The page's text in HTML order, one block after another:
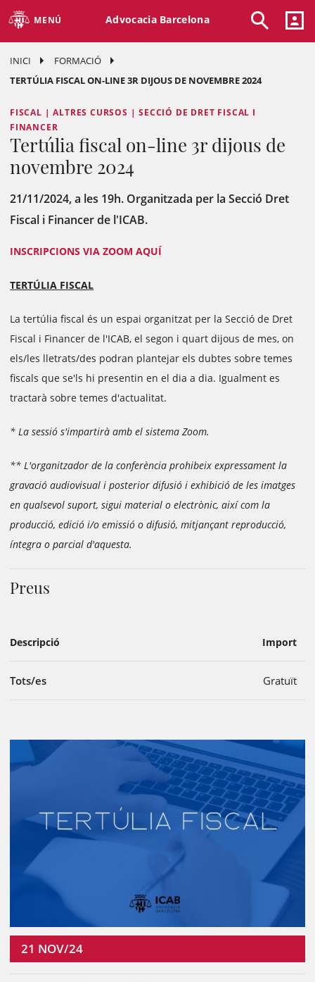
MENÚ Advocacia Barcelona
INICI
FORMACIÓ
TERTÚLIA FISCAL ON-LINE 3R DIJOUS DE NOVEMBRE 2024
FISCAL | ALTRES CURSOS | SECCIÓ DE DRET FISCAL I
FINANCER
Tertúlia fiscal on-line 3r dijous de
novembre 2024
21/11/2024, a les 19h. Organitzada per la Secció Dret
Fiscal i Financer de l'ICAB.
INSCRIPCIONS VIA ZOOM AQUÍ
TERTÚLIA FISCAL
La tertúlia fiscal és un espai organitzat per la Secció de Dret
Fiscal i Financer de l'ICAB, el segon i quart dijous de mes, on
els/les lletrats/des podran plantejar els dubtes sobre temes
fiscals que se'ls hi presentin en el dia a dia. Igualment es
tractarà sobre temes d'actualitat.
* La sessió s'impartirà amb el sistema Zoom.
** L'organitzador de la conferència prohibeix expressament la
gravació audiovisual i posterior difusió i exhibició de les imatges
en qualsevol suport, sigui material o electrònic, així com la
producció, edició i/o emissió o difusió, mitjançant reproducció,
íntegra o parcial d'aquesta.
Preus
Descripció Import
Tots/es Gratuït
21 NOV/24